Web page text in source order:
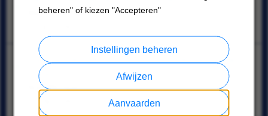
beheren" of kiezen "Accepteren"
Aanvaarden
Afwijzen
Instellingen beheren
Warren, Michigan
Commercial HVAC Chiller Journeyman Technician –
Union
Novi, Michigan
07/28/2026